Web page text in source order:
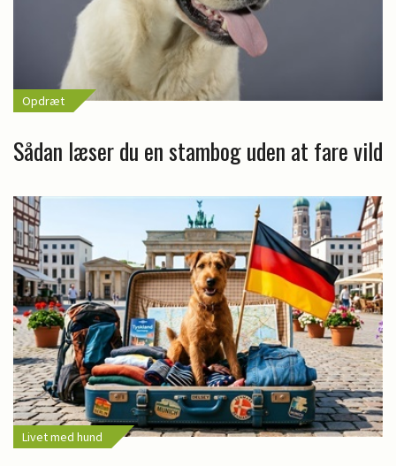
Opdræt
Sådan læser du en stambog uden at fare vild
Livet med hund